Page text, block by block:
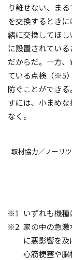
り離せない、ま
を交換するとき
緒に交換してほ
に設置されてい
だからだ。一方
ている点検（※5
防ぐことができ
すには、小まめ
なく。
取材協力／ノーリ
いずれも機種
家の中の急
に悪影響を
心筋梗塞や脳